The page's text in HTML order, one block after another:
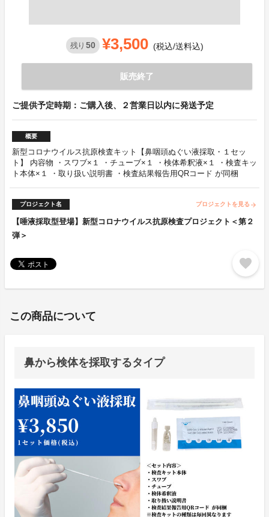
残り 50 ¥3,500 (税込/送料込)
販売終了
ご提供予定時期：ご購入後、２営業日以内に発送予定
概要
新型コロナウイルス抗原検査キット【鼻咽頭ぬぐい液採取・１セッ
ト】 内容物 ・スワブ×１ ・チューブ×１ ・検体希釈液×１ ・検査キッ
ト本体×１ ・取り扱い説明書 ・検査結果報告用QRコード が同梱
プロジェクト名 プロジェクトを見る arrow_forward
【唾液採取型登場】新型コロナウイルス抗原検査プロジェクト＜第２
弾＞
favorite
この商品について
鼻から検体を採取するタイプ